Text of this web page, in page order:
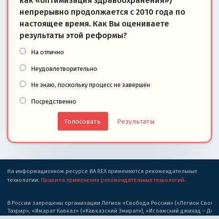
непрерывно продолжается с 2010 года по
настоящее время. Как Вы оцениваете
результаты этой реформы?
На отлично
Неудовлетворительно
Не знаю, поскольку процесс не завершён
Посредственно
Результаты
На информационном ресурсе ИА REX применяются рекомендательные
технологии. Правила применения рекомендательных технологий.
В России запрещены организации Легион «Свобода России» («Легион
Тахрир», «Имарат Кавказ» («Кавказский Эмират»), «Исламский джихад –